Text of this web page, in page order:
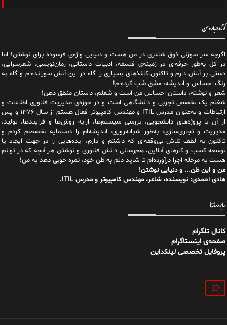
کوتاه درباره من
اگرچه سر سوزنی ذوق شاعری در من هست و دنیایی واژه‌‌ی فرسوده برای نوشتن! اما
در کل به‌طور حرفه‌ای در زمینه‌ی فلسفه، ادبیات داستانی، رمان‌نویسی، شعرسرایی،
دستی بر آتش دارم و تاکنون کاغذهای بسیاری را گاه در این آتش سوزانده‌ام و گاه به
رنگ احساس و اندیشه، مشق شب کرده‌ام!
شعر و نوشته، داستان احساس من است و شغلم، داستان منطق ذهن!
شغلم یک تخصص تجربی و دانشگاهی است و در حوزه‌ی مدیریت فناوری اطلاعات و
ارتباطات و به‌عنوان مدرس ITIL و مهندس کامپیوتر فعال هستم از سال ۱۳۷۶ و پس
از آن با پروژه‌های دانشجویی، بررسی سیستم‌ها، ارایه روش‌ها و فرایندها، تولید،
مدیریت و تجاری‌سازی، به‌طور شبانه‌روزی، اندیشه‌ام را دستمایه تخصصم کردم و
تاکنون به لطف تلاش بی‌وقفه‌ای که داشتم و دارم، اید‌ه‌هایی را در جهت ایجاد یا
توسعه کسب و کارهای آنلاین، هم‌رسانی دانش فناوری و نوشتن هر آنچه که در توانم
هست به مرحله اجرا درآورده‌ام تا شاید دلم به ظن خود، نمره خوبی دهد به من!
من و این ظن... و دنیایی نوشتن!
هادی احمدی: نویسنده، شاعر، مهندس کامپیوتر و مدرس ITIL.
سایر رسانه‌ها
کانال تلگرام
صفحه‌ی اینستاگرام
پروفایل تخصصی لینکداین
جستجو